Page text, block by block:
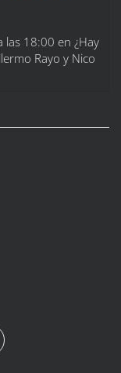
18:00 en ¿Hay
Rayo y Nico